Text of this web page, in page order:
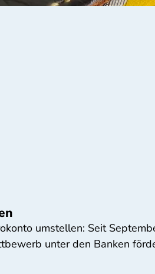
umstellen: Seit
unter den Banken